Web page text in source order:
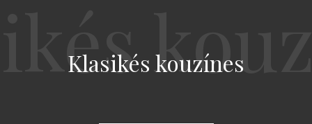
Klasikés kouzínes